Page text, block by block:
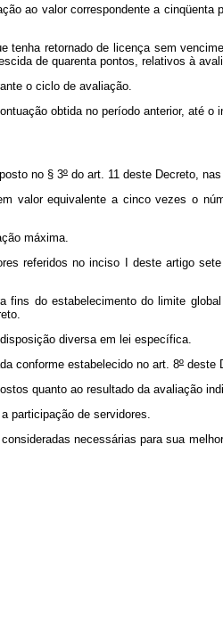
ao valor correspondente a cinqüenta
retornado de licença sem
de quarenta pontos, relativos à
o ciclo de avaliação.
obtida no período anterior, até o
no § 3º do art. 11 deste Decreto,
equivalente a cinco vezes o
máxima.
referidos no inciso I deste artigo
do estabelecimento do limite global
diversa em lei específica.
conforme estabelecido no art. 8º deste
quanto ao resultado da avaliação
participação de servidores.
necessárias para sua